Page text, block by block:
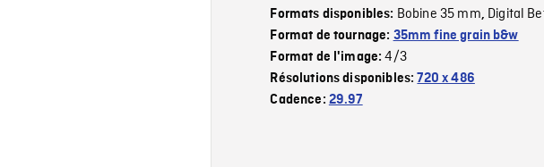
Formats disponibles: Bobine 35 mm, Digital
Format de tournage: 35mm fine grain b&w
Format de l'image:4/3
Résolutions disponibles:720 x 486
Cadence: 29.97